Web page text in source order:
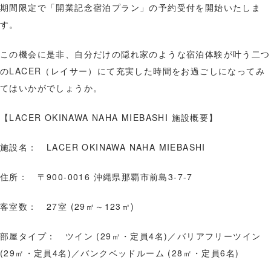
期間限定で「開業記念宿泊プラン」の予約受付を開始いたしま
す。
この機会に是非、自分だけの隠れ家のような宿泊体験が叶う二つ
のLACER（レイサー）にて充実した時間をお過ごしになってみ
てはいかがでしょうか。
【LACER OKINAWA NAHA MIEBASHI 施設概要】
施設名： LACER OKINAWA NAHA MIEBASHI
住所： 〒900-0016 沖縄県那覇市前島3-7-7
客室数： 27室 (29㎡～123㎡)
部屋タイプ： ツイン (29㎡・定員4名)／バリアフリーツイン
(29㎡・定員4名)／バンクベッドルーム (28㎡・定員6名)